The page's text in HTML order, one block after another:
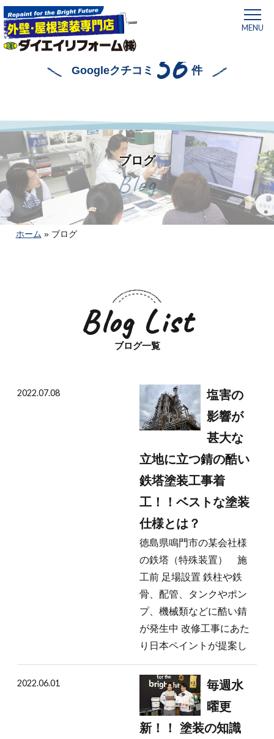
MENU
Googleクチコミ 56 件
ホーム » ブログ
ブログ
Blog
Blog List
ブログ一覧
2022.07.08
塩害の
影響が
甚大な
立地に立つ錆の酷い
鉄塔塗装工事着
工！！ベストな塗装
仕様とは？
徳島県鳴門市の某会社様
の鉄塔（特殊装置） 施
工前 足場設置 鉄柱や鉄
骨、配管、タンクやポン
プ、機械類などに酷い錆
が発生中 改修工事にあた
り日本ペイントが提案し
2022.06.01
毎週水
曜更
新！！ 塗装の知識